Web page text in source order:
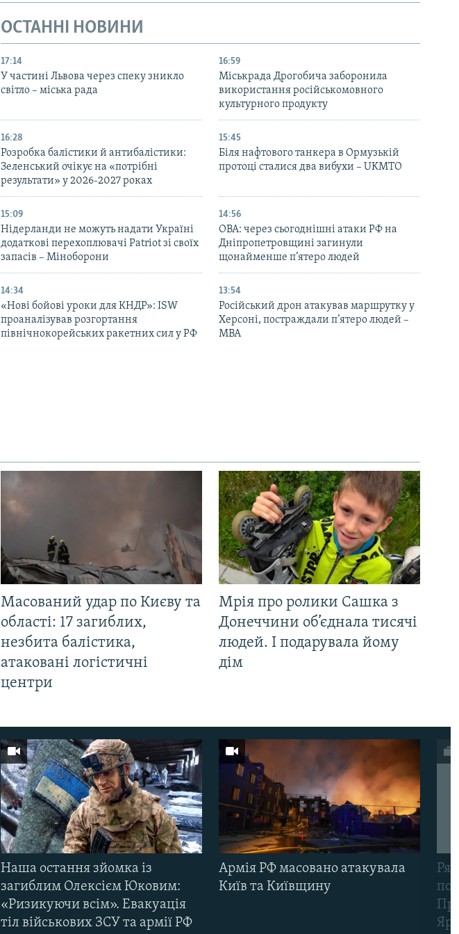
ОСТАННІ НОВИНИ
17:14
У частині Львова через спеку зникло
світло – міська рада
16:59
Міськрада Дрогобича заборонила
використання російськомовного
культурного продукту
16:28
Розробка балістики й антибалістики:
Зеленський очікує на «потрібні
результати» у 2026-2027 роках
15:45
Біля нафтового танкера в Ормузькій
протоці сталися два вибухи – UKMTO
15:09
Нідерланди не можуть надати Україні
додаткові перехоплювачі Patriot зі своїх
запасів – Міноборони
14:56
ОВА: через сьогоднішні атаки РФ на
Дніпропетровщині загинули
щонайменше п’ятеро людей
14:34
«Нові бойові уроки для КНДР»: ISW
проаналізував розгортання
північнокорейських ракетних сил у РФ
13:54
Російський дрон атакував маршрутку у
Херсоні, постраждали п’ятеро людей –
МВА
Масований удар по Києву та
області: 17 загиблих,
незбита балістика,
атаковані логістичні
центри
Мрія про ролики Сашка з
Донеччини об’єднала тисячі
людей. І подарувала йому
дім
Наша остання зйомка із
загиблим Олексієм Юковим:
«Ризикуючи всім». Евакуація
тіл військових ЗСУ та армії РФ
Армія РФ масовано атакувала
Київ та Київщину